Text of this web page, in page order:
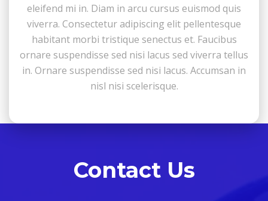
eleifend mi in. Diam in arcu cursus euismod quis
viverra. Consectetur adipiscing elit pellentesque
habitant morbi tristique senectus et. Faucibus
ornare suspendisse sed nisi lacus sed viverra tellus
in. Ornare suspendisse sed nisi lacus. Accumsan in
nisl nisi scelerisque.
Contact Us